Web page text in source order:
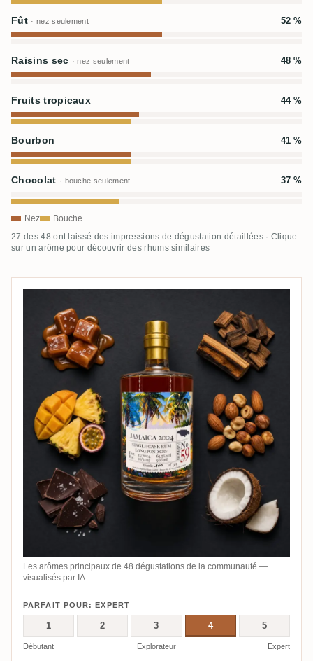
Fût · nez seulement 52 %
Raisins sec · nez seulement 48 %
Fruits tropicaux 44 %
Bourbon 41 %
Chocolat · bouche seulement 37 %
Nez Bouche
27 des 48 ont laissé des impressions de dégustation détaillées · Clique
sur un arôme pour découvrir des rhums similaires
Les arômes principaux de 48 dégustations de la communauté —
visualisés par IA
PARFAIT POUR: EXPERT
1 2 3 4 5
Débutant Explorateur Expert